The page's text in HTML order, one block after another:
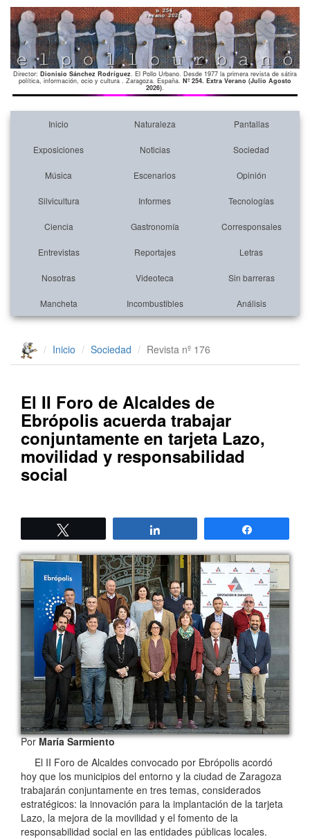
Director: Dionisio Sánchez Rodríguez. El Pollo Urbano. Desde 1977 la primera revista de sátira
política, información, ocio y cultura . Zaragoza. España. Nº 254. Extra Verano (Julio Agosto
2026).
Inicio Naturaleza Pantallas
Exposiciones Noticias Sociedad
Música Escenarios Opinión
Silvicultura Informes Tecnologías
Ciencia Gastronomía Corresponsales
Entrevistas Reportajes Letras
Nosotras Videoteca Sin barreras
Mancheta Incombustibles Análisis
Inicio Sociedad Revista nº 176
El II Foro de Alcaldes de
Ebrópolis acuerda trabajar
conjuntamente en tarjeta Lazo,
movilidad y responsabilidad
social
PorMaría Sarmiento
El II Foro de Alcaldes convocado por Ebrópolis acordó
hoy que los municipios del entorno y la ciudad de Zaragoza
trabajarán conjuntamente en tres temas, considerados
estratégicos: la innovación para la implantación de la tarjeta
Lazo, la mejora de la movilidad y el fomento de la
responsabilidad social en las entidades públicas locales.